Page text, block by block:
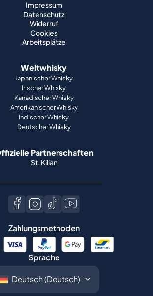
Impressum
Datenschutz
Widerruf
Cookies
Arbeitsplätze
Weltwhisky
Japanischer Whisky
Irischer Whisky
Kanadischer Whisky
Amerikanischer Whisky
Indischer Whisky
Deutscher Whisky
Partnerschaften
St. Kilian
Zahlungsmethoden
Sprache